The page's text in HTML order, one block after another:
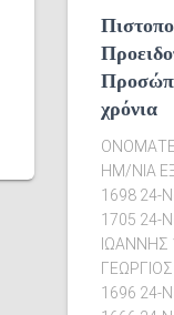
χρόνια
ΗΜ/ΝΙΑ
1698 24-
1705 24-
ΙΩΑΝΝΗΣ
1696 24-